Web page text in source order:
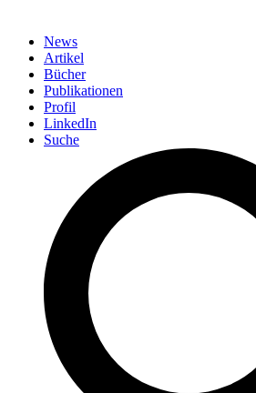
News
Artikel
Bücher
Publikationen
Profil
LinkedIn
Suche